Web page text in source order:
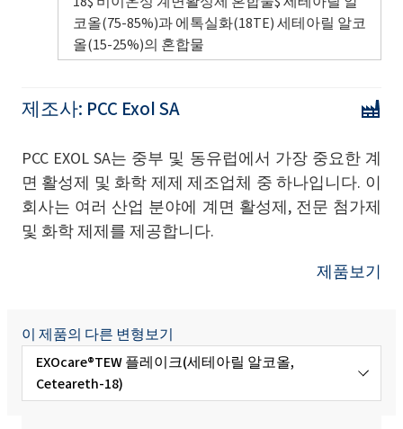
코올(75-85%)과 에톡실화(18TE) 세테아릴 알코
올(15-25%)의 혼합물
제조사: PCC Exol SA
PCC EXOL SA는 중부 및 동유럽에서 가장 중요한 계
면 활성제 및 화학 제제 제조업체 중 하나입니다. 이
회사는 여러 산업 분야에 계면 활성제, 전문 첨가제
및 화학 제제를 제공합니다.
제품보기
이 제품의 다른 변형보기
EXOcare®TEW 플레이크(세테아릴 알코올,
Ceteareth-18)